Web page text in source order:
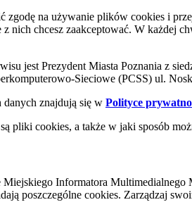
zgodę na używanie plików cookies i
nich chcesz zaakceptować. W
jest Prezydent Miasta Poznania z
Sieciowe (PCSS) ul.
danych znajdują się w Polityce
pliki cookies, a także w jaki sposób
Informatora
poszczególne cookies. Zarządzaj